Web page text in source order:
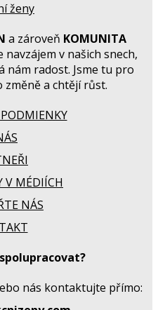
a zároveň KOMUNITA
v našich snech,
nám radost. Jsme tu pro
a chtějí růst.
V MÉDIÍCH
NÁS
nás kontaktujte přímo: